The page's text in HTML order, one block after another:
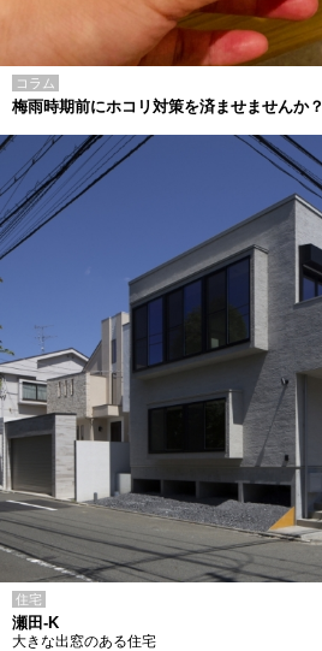
コラム
梅雨時期前にホコリ対策を済ませませんか？
住宅
瀬田-K
大きな出窓のある住宅